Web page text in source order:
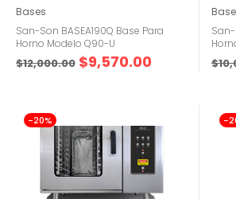
Bases
San-Son BASEA190Q Base Para
Horno Modelo Q90-U
$12,000.00 $9,570.00
San-
$
-20% -